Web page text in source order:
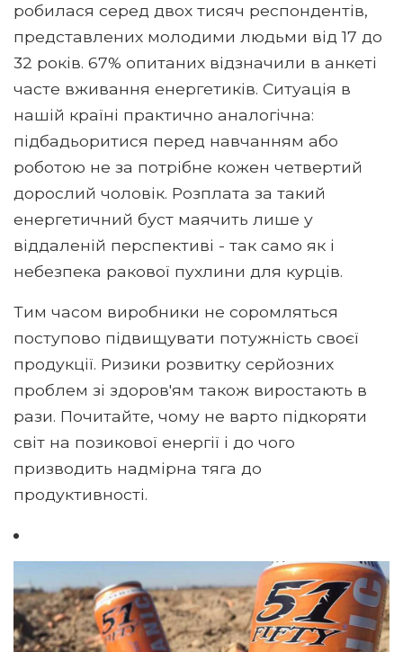
робилася серед двох тисяч респондентів,
представлених молодими людьми від 17 до
32 років. 67% опитаних відзначили в анкеті
часте вживання енергетиків. Ситуація в
нашій країні практично аналогічна:
підбадьоритися перед навчанням або
роботою не за потрібне кожен четвертий
дорослий чоловік. Розплата за такий
енергетичний буст маячить лише у
віддаленій перспективі - так само як і
небезпека ракової пухлини для курців.
Тим часом виробники не соромляться
поступово підвищувати потужність своєї
продукції. Ризики розвитку серйозних
проблем зі здоров'ям також виростають в
рази. Почитайте, чому не варто підкоряти
світ на позикової енергії і до чого
призводить надмірна тяга до
продуктивності.